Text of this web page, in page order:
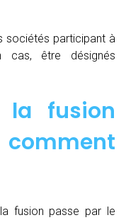
sociétés participant à
cas, être désignés
la fusion
fusion passe par le